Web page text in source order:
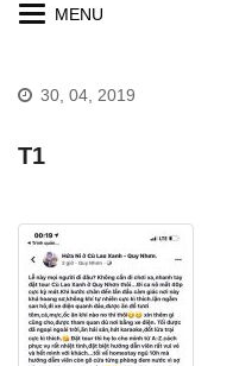
Toggle
30, 04, 2019
T1